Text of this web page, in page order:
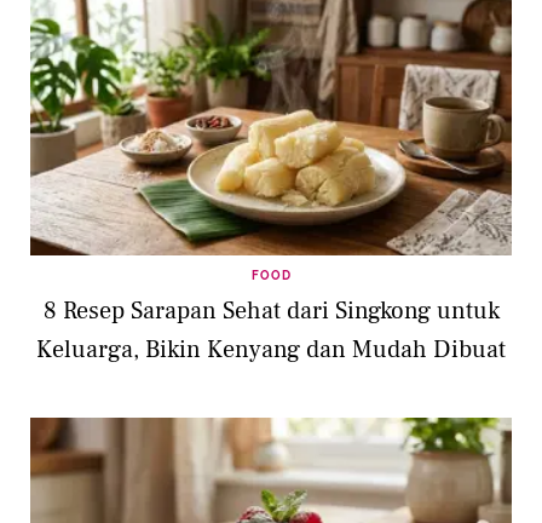
FOOD
8 Resep Sarapan Sehat dari Singkong untuk
Keluarga, Bikin Kenyang dan Mudah Dibuat